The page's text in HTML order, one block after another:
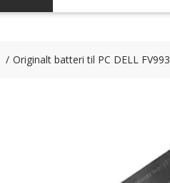
Originalt batteri til PC DELL FV993